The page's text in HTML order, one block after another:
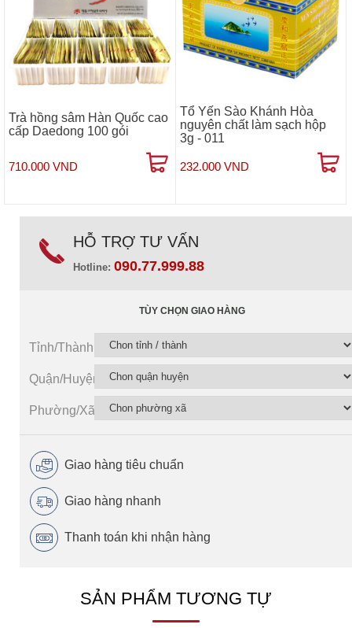
Trà hồng sâm Hàn Quốc cao
cấp Daedong 100 gói
710.000 VND
Tổ Yến Sào Khánh Hòa
nguyên chất làm sạch hộp
3g - 011
232.000 VND
HỖ TRỢ TƯ VẤN
Hotline: 090.77.999.88
TÙY CHỌN GIAO HÀNG
Tỉnh/Thành
Quận/Huyện
Phường/Xã
Giao hàng tiêu chuẩn
Giao hàng nhanh
Thanh toán khi nhận hàng
SẢN PHẨM TƯƠNG TỰ